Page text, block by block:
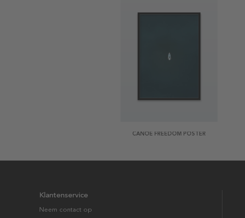
CANOE FREEDOM POSTER
Klantenservice
Neem contact op